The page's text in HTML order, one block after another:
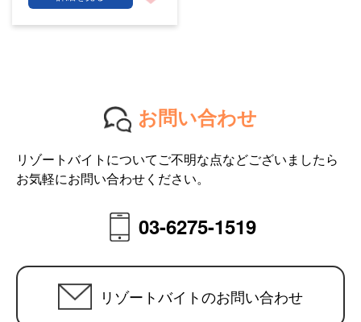
お問い合わせ
リゾートバイトについてご不明な点などございましたら
お気軽にお問い合わせください。
03-6275-1519
リゾートバイトのお問い合わせ